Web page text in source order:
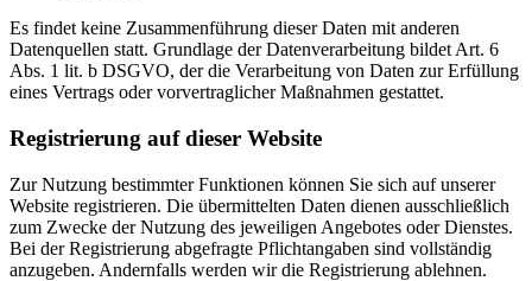
Es findet keine Zusammenführung dieser Daten mit anderen
Datenquellen statt. Grundlage der Datenverarbeitung bildet Art. 6
Abs. 1 lit. b DSGVO, der die Verarbeitung von Daten zur Erfüllung
eines Vertrags oder vorvertraglicher Maßnahmen gestattet.
Registrierung auf dieser Website
Zur Nutzung bestimmter Funktionen können Sie sich auf unserer
Website registrieren. Die übermittelten Daten dienen ausschließlich
zum Zwecke der Nutzung des jeweiligen Angebotes oder Dienstes.
Bei der Registrierung abgefragte Pflichtangaben sind vollständig
anzugeben. Andernfalls werden wir die Registrierung ablehnen.